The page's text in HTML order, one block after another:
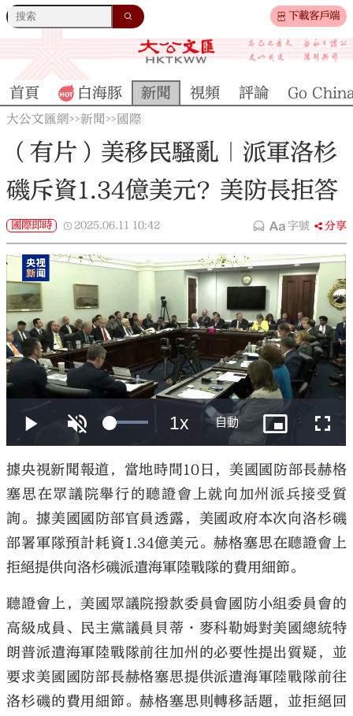
下載客戶端
首頁 白海豚 新聞 視頻 評論 Go
大公文匯網>>新聞>> 國際
（有片）美移民騷亂｜派軍洛杉
磯斥資1.34億美元？美防長拒答
國際即時 2025.06.11 10:42 字號 分享
據央視新聞報道，當地時間10日，美國國防部長赫格
塞思在眾議院舉行的聽證會上就向加州派兵接受質
詢。據美國國防部官員透露，美國政府本次向洛杉磯
部署軍隊預計耗資1.34億美元。赫格塞思在聽證會上
拒絕提供向洛杉磯派遣海軍陸戰隊的費用細節。
聽證會上，美國眾議院撥款委員會國防小組委員會的
高級成員、民主黨議員貝蒂·麥科勒姆對美國總統特
朗普派遣海軍陸戰隊前往加州的必要性提出質疑，並
要求美國國防部長赫格塞思提供派遣海軍陸戰隊前往
洛杉磯的費用細節。赫格塞思則轉移話題，並拒絕回